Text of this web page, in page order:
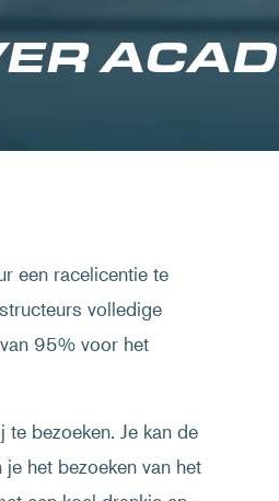
een racelicentie te
volledige
95% voor het
bezoeken. Je kan de
het bezoeken van het